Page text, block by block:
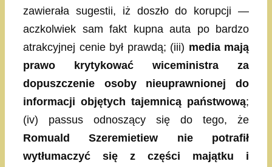
zawierała sugestii, iż doszło do korupcji —
aczkolwiek sam fakt kupna auta po bardzo
atrakcyjnej cenie był prawdą; (iii) media mają
prawo krytykować wiceministra za
dopuszczenie osoby nieuprawnionej do
informacji objętych tajemnicą państwową;
(iv) passus odnoszący się do tego, że
Romuald Szeremietiew nie potrafił
wytłumaczyć się z części majątku i